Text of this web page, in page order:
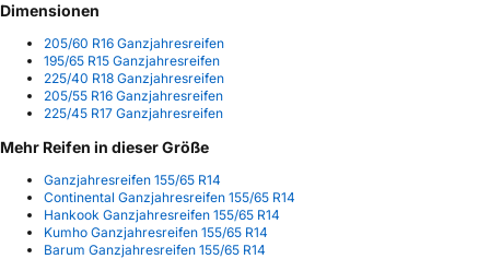
Dimensionen
205/60 R16 Ganzjahresreifen
195/65 R15 Ganzjahresreifen
225/40 R18 Ganzjahresreifen
205/55 R16 Ganzjahresreifen
225/45 R17 Ganzjahresreifen
Mehr Reifen in dieser Größe
Ganzjahresreifen 155/65 R14
Continental Ganzjahresreifen 155/65 R14
Hankook Ganzjahresreifen 155/65 R14
Kumho Ganzjahresreifen 155/65 R14
Barum Ganzjahresreifen 155/65 R14